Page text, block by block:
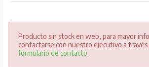
Producto sin stock en web, para mayor
contactarse con nuestro ejecutivo a
formulario de contacto.